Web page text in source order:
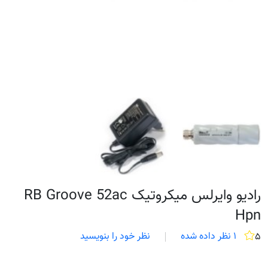
رادیو وایرلس میکروتیک RB Groove 52ac
Hpn
۵ ۱ نظر داده شده
نظر خود را بنویسید